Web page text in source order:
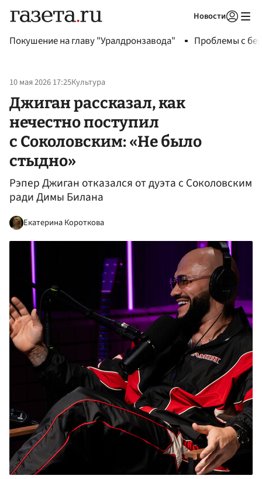
Новости
Покушение на главу "Уралдронзавода" Проблемы с
10 мая 2026 17:25Культура
Джиган рассказал, как
нечестно поступил
с Соколовским: «Не было
стыдно»
Рэпер Джиган отказался от дуэта с Соколовским
ради Димы Билана
Екатерина Короткова